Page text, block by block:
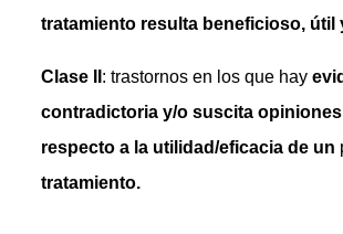
tratamiento resulta beneficioso, útil
Clase II : trastornos en los que hay
contradictoria y/o suscita
respecto a la utilidad/eficacia de un
tratamiento.